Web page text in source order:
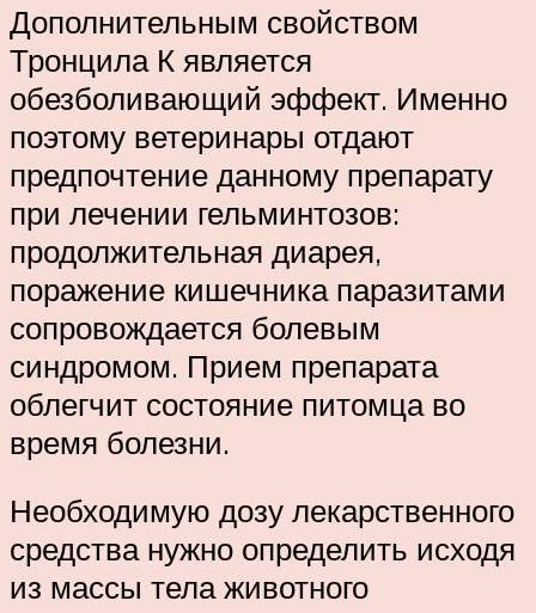
Дополнительным свойством
Тронцила К является
обезболивающий эффект. Именно
поэтому ветеринары отдают
предпочтение данному препарату
при лечении гельминтозов:
продолжительная диарея,
поражение кишечника паразитами
сопровождается болевым
синдромом. Прием препарата
облегчит состояние питомца во
время болезни.
Необходимую дозу лекарственного
средства нужно определить исходя
из массы тела животного